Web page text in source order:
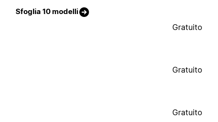
Sfoglia 10 modelli
Gratuito
Gratuito
Gratuito